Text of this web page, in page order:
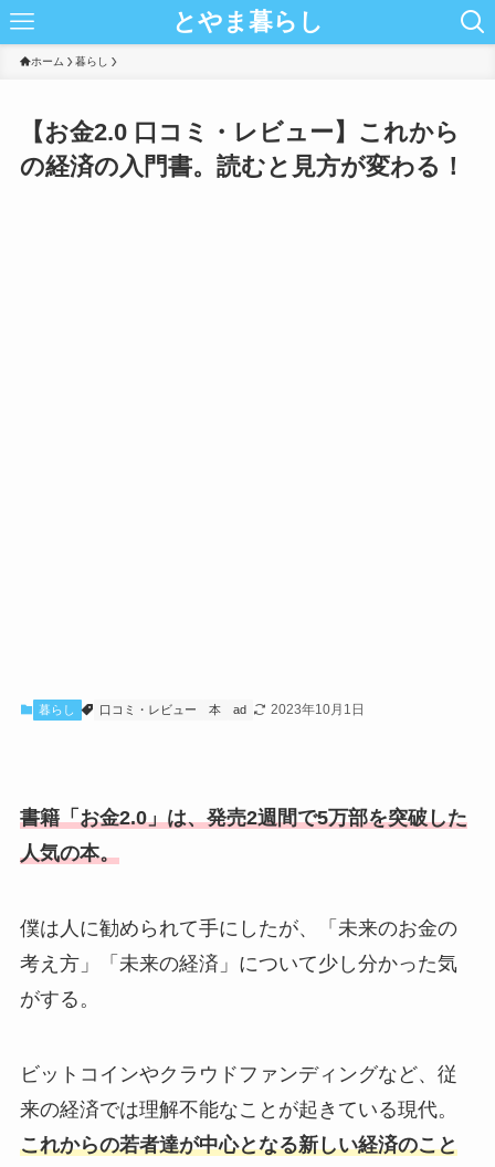
とやま暮らし
ホーム 暮らし
【お金2.0 口コミ・レビュー】これから
の経済の入門書。読むと見方が変わる！
暮らし 口コミ・レビュー 本 ad 2023年10月1日
書籍「お金2.0」は、発売2週間で5万部を突破した
人気の本。
僕は人に勧められて手にしたが、「未来のお金の
考え方」「未来の経済」について少し分かった気
がする。
ビットコインやクラウドファンディングなど、従
来の経済では理解不能なことが起きている現代。
これからの若者達が中心となる新しい経済のこと